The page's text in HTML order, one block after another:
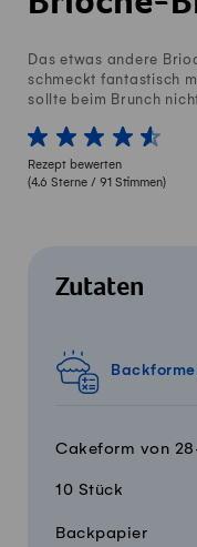
Das etwas andere
schmeckt fantastisch
sollte beim Brunch
1 von 5 Sterne
2 von 5 Sterne
3 von 5 Sterne
4 von 5 Sterne
5 von 5
Rezept bewerten
(4.6 Sterne / 91 Stimmen)
Zutaten
Cakeform von
10 Stück
MengeZutaten
Backpapier